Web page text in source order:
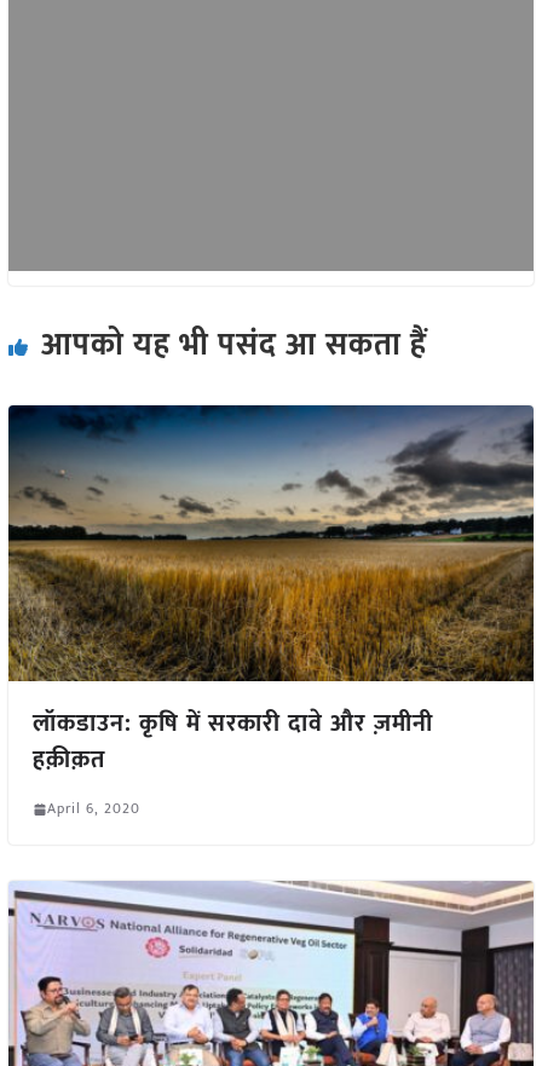
आपको यह भी पसंद आ सकता हैं
लॉकडाउन: कृषि में सरकारी दावे और ज़मीनी
हक़ीक़त
April 6, 2020